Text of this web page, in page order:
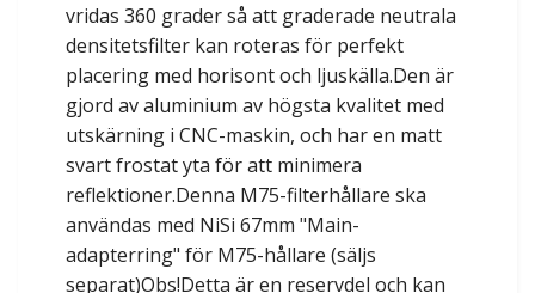
vridas 360 grader så att graderade neutrala
densitetsfilter kan roteras för perfekt
placering med horisont och ljuskälla.Den är
gjord av aluminium av högsta kvalitet med
utskärning i CNC-maskin, och har en matt
svart frostat yta för att minimera
reflektioner.Denna M75-filterhållare ska
användas med NiSi 67mm "Main-
adapterring" för M75-hållare (säljs
separat)Obs!Detta är en reservdel och kan